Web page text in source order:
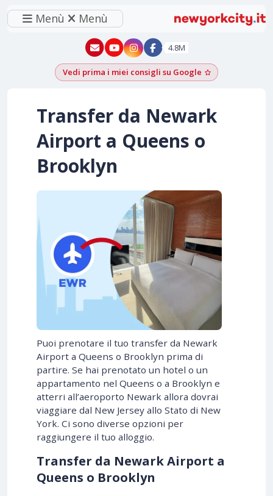
Menù Menù
New York - YouTube
New York - Instagram
4.8M
Vedi prima i miei consigli su Google Aggiungi
Transfer da Newark
Airport a Queens o
Brooklyn
Puoi prenotare il tuo transfer da Newark
Airport a Queens o Brooklyn prima di
partire. Se hai prenotato un hotel o un
appartamento nel Queens o a Brooklyn e
atterri all’aeroporto Newark allora dovrai
viaggiare dal New Jersey allo Stato di New
York. Ci sono diverse opzioni per
raggiungere il tuo alloggio.
Transfer da Newark Airport a
Queens o Brooklyn